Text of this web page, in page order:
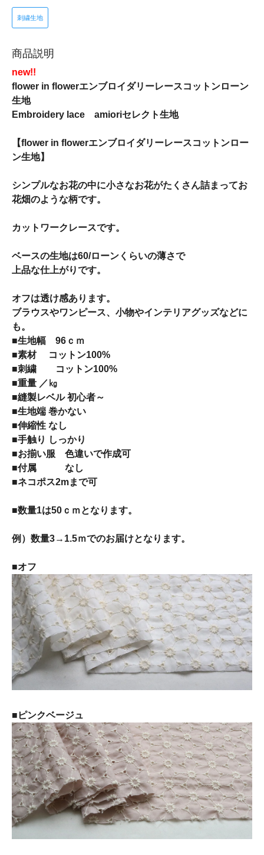
刺繍生地
商品説明
new!!
flower in flowerエンブロイダリーレースコットンローン
生地
Embroidery lace amioriセレクト生地
【flower in flowerエンブロイダリーレースコットンロー
ン生地】
シンプルなお花の中に小さなお花がたくさん詰まってお
花畑のような柄です。
カットワークレースです。
ベースの生地は60/ローンくらいの薄さで
上品な仕上がりです。
オフは透け感あります。
ブラウスやワンピース、小物やインテリアグッズなどに
も。
■生地幅 96ｃｍ
■素材 コットン100%
■刺繍 コットン100%
■重量 ／㎏
■縫製レベル 初心者～
■生地端 巻かない
■伸縮性 なし
■手触り しっかり
■お揃い服 色違いで作成可
■付属 なし
■ネコポス2mまで可
■数量1は50ｃｍとなります。
例）数量3→1.5ｍでのお届けとなります。
■オフ
■ピンクベージュ